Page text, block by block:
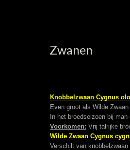
Zwanen
Knobbelzwaan Cygnus
Even groot als Wilde
In het broedseizoen bij
Voorkomen: Vrij talrijke
Wilde Zwaan Cygnus
Verschilt van